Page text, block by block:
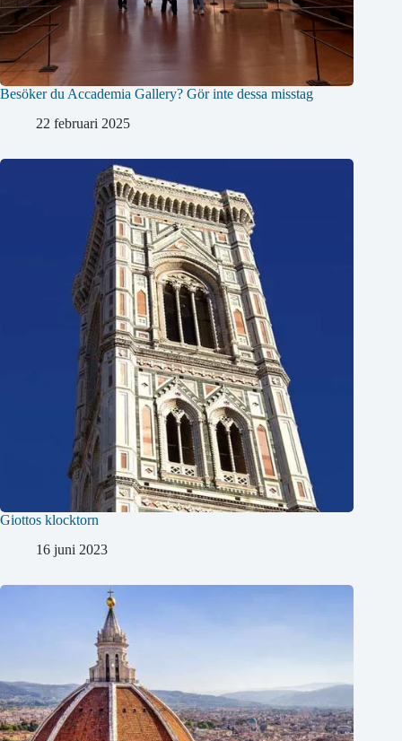
Besöker du Accademia Gallery? Gör inte dessa misstag
22 februari 2025
Giottos klocktorn
16 juni 2023